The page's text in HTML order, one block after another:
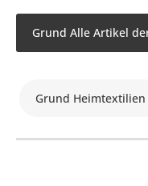
Grund Alle Artikel
Grund Heimtextilien